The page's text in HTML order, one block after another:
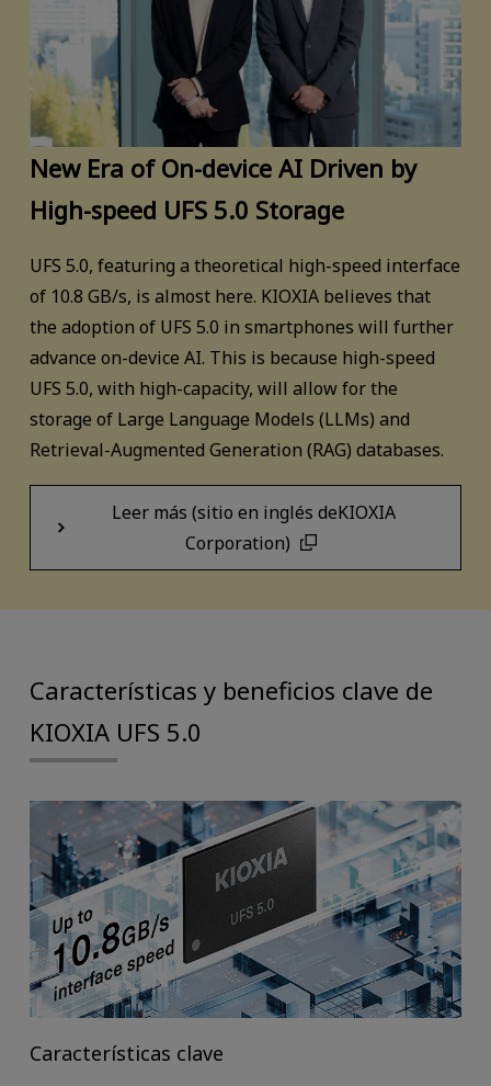
New Era of On-device AI Driven by
High-speed UFS 5.0 Storage
UFS 5.0, featuring a theoretical high-speed interface
of 10.8 GB/s, is almost here. KIOXIA believes that
the adoption of UFS 5.0 in smartphones will further
advance on-device AI. This is because high-speed
UFS 5.0, with high-capacity, will allow for the
storage of Large Language Models (LLMs) and
Retrieval-Augmented Generation (RAG) databases.
Leer más (sitio en inglés deKIOXIA
Corporation)
Características y beneficios clave de
KIOXIA UFS 5.0
Características clave